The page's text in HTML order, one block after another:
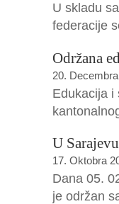
U skladu
federacije
Održana
20.
Edukacija i
U
17. Oktobra
Dana 05.
je održan